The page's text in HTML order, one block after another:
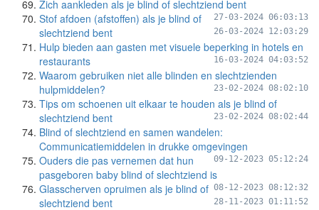
Zich aankleden als je blind of slechtziend bent
27-03-2024 06:03:13
Stof afdoen (afstoffen) als je blind of
slechtziend bent
26-03-2024 12:03:29
Hulp bieden aan gasten met visuele beperking in hotels en
restaurants
16-03-2024 04:03:52
Waarom gebruiken niet alle blinden en slechtzienden
hulpmiddelen?
23-02-2024 08:02:10
Tips om schoenen uit elkaar te houden als je blind of
slechtziend bent
23-02-2024 08:02:44
Blind of slechtziend en samen wandelen:
Communicatiemiddelen in drukke omgevingen
09-12-2023 05:12:24
Ouders die pas vernemen dat hun
pasgeboren baby blind of slechtziend is
08-12-2023 08:12:32
Glasscherven opruimen als je blind of
slechtziend bent
28-11-2023 01:11:52